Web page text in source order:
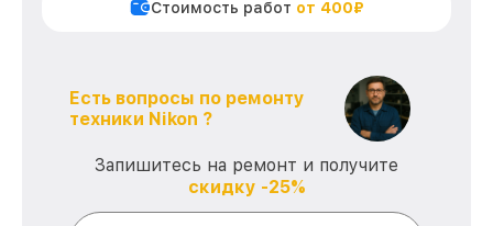
Стоимость работ от 400₽
Есть вопросы по ремонту
техники Nikon ?
Запишитесь на ремонт и получите
скидку -25%